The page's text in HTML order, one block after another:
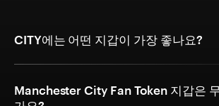
CITY에는 어떤 지갑이 가장 좋나요?
Manchester City Fan Token 지갑은